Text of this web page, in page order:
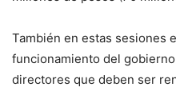
También en estas sesiones
funcionamiento del
directores que deben ser